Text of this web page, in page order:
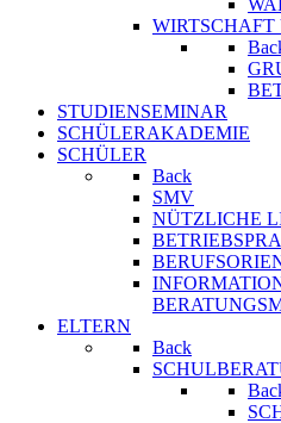
STUDIENSEMINAR
SCHÜLERAKADEMIE
SCHÜLER
Back
SMV
NÜTZLICHE
ELTERN
Back